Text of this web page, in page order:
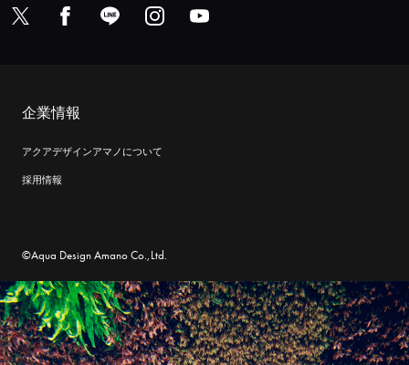
企業情報
アクアデザインアマノについて
採用情報
©Aqua Design Amano Co.,Ltd.